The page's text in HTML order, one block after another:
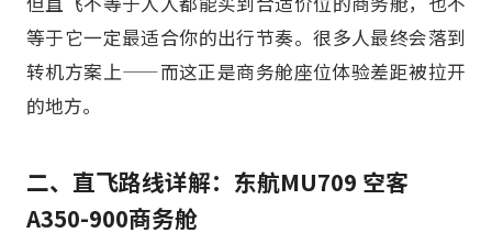
等于它一定最适合你的出行节奏。很多人最终会落到
转机方案上——而这正是商务舱座位体验差距被拉开
的地方。
二、直飞路线详解：东航MU709 空客
A350-900商务舱